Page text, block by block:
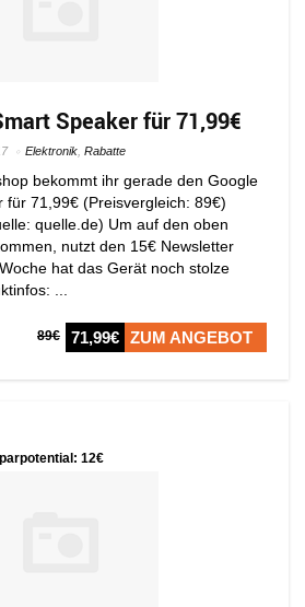
Speaker für 71,99€
Elektronik Rabatte
bekommt ihr gerade den Google
für 71,99€ (Preisvergleich: 89€)
quelle.de) Um auf den oben
nutzt den 15€ Newsletter
hat das Gerät noch stolze
...
89€ 71,99€ ZUM ANGEBOT
12€